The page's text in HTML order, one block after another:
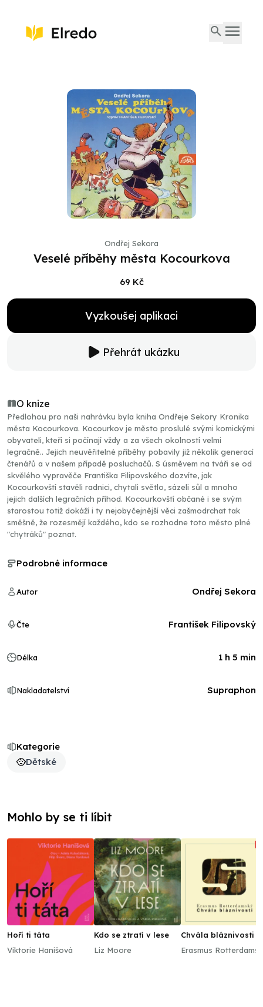
Ondřej Sekora
Veselé příběhy města Kocourkova
69 Kč
Vyzkoušej aplikaci
Přehrát ukázku
O knize
Předlohou pro naši nahrávku byla kniha Ondřeje Sekory Kronika
města Kocourkova. Kocourkov je město proslulé svými komickými
obyvateli, kteří si počínají vždy a za všech okolností velmi
legračně.. Jejich neuvěřitelné příběhy pobavily již několik generací
čtenářů a v našem případě posluchačů. S úsměvem na tváři se od
skvělého vypravěče Františka Filipovského dozvíte, jak
Kocourkovští stavěli radnici, chytali světlo, sázeli sůl a mnoho
jejich dalších legračních příhod. Kocourkovští občané i se svým
starostou totiž dokáží i ty nejobyčejnější věci zašmodrchat tak
směšně, že rozesmějí každého, kdo se rozhodne toto město plné
"chytráků" poznat.
Kategorie
Dětské
Podrobné informace
Autor Ondřej Sekora
Čte František Filipovský
Délka 1 h 5 min
Nakladatelství Supraphon
Mohlo by se ti líbit
Hoří ti táta
Viktorie Hanišová
Kdo se ztratí v lese
Liz Moore
Chvála bláznivosti
Erasmus